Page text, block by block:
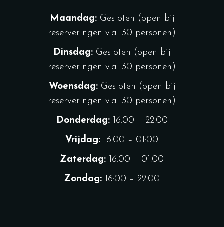
Maandag:Gesloten (open bij
reserveringen v.a. 30 personen)
Dinsdag: Gesloten (open bij
reserveringen v.a. 30 personen)
Woensdag:Gesloten (open bij
reserveringen v.a. 30 personen)
Donderdag:16:00 – 22:00
Vrijdag: 16:00 – 01:00
Zaterdag: 16:00 – 01:00
Zondag: 16:00 – 22:00